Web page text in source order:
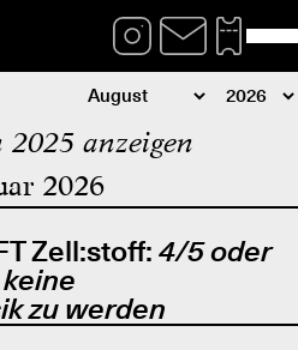
2025 anzeigen
2026
Zell:stoff: 4/5 oder
zu werden